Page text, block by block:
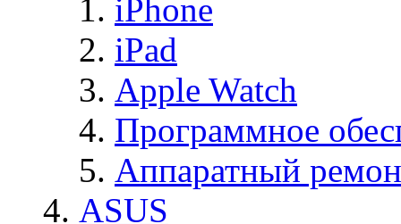
iPhone
iPad
Apple Watch
Программное
Аппаратный
ASUS